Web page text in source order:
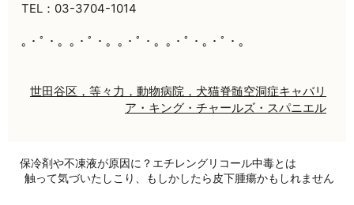
TEL：03-3704-1014
｡・ﾟ・。｡・ﾟ・。｡・ﾟ・。｡・ﾟ・｡・ﾟ・。
世田谷区，等々力，動物病院，犬猫脊髄空洞症キャバリ
ア・キング・チャールズ・スパニエル
保冷剤や不凍液が原因に？エチレングリコール中毒とは
触って気づいたしこり、もしかしたら皮下腫瘍かもしれません